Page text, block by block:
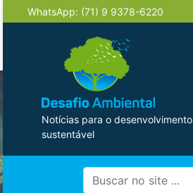
WhatsApp: (71) 9 9378-6220
Notícias para o desenvolvimento
sustentável